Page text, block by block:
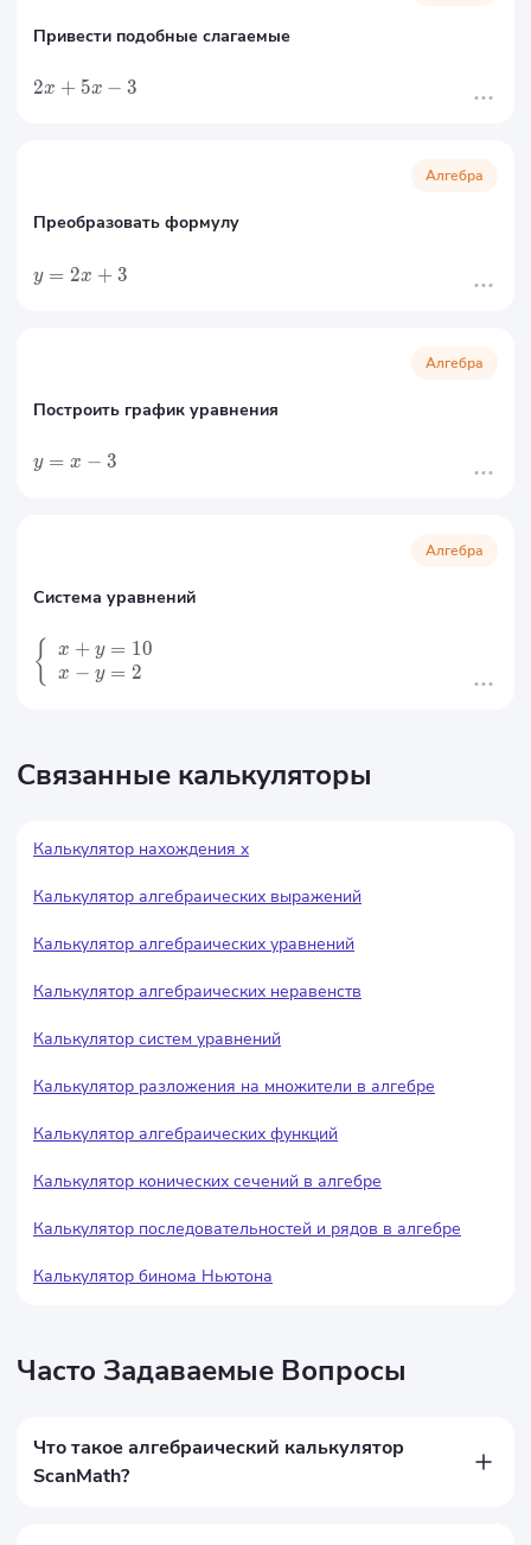
Привести подобные слагаемые
2x + 5x − 3
Алгебра
Преобразовать формулу
y = 2x + 3
Алгебра
Построить график уравнения
y = x − 3
Алгебра
Система уравнений
{ x + y = 10
x − y = 2
Связанные калькуляторы
Калькулятор нахождения x
Калькулятор алгебраических выражений
Калькулятор алгебраических уравнений
Калькулятор алгебраических неравенств
Калькулятор систем уравнений
Калькулятор разложения на множители в алгебре
Калькулятор алгебраических функций
Калькулятор конических сечений в алгебре
Калькулятор последовательностей и рядов в алгебре
Калькулятор бинома Ньютона
Часто Задаваемые Вопросы
Что такое алгебраический калькулятор
ScanMath?